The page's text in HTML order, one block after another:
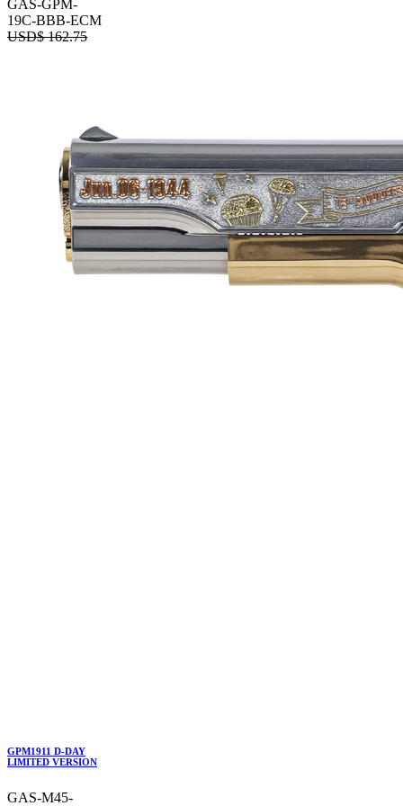
GAS-GPM-
19C-BBB-ECM
USD$162.75
GPM1911 D-DAY
LIMITED VERSION
GAS-M45-